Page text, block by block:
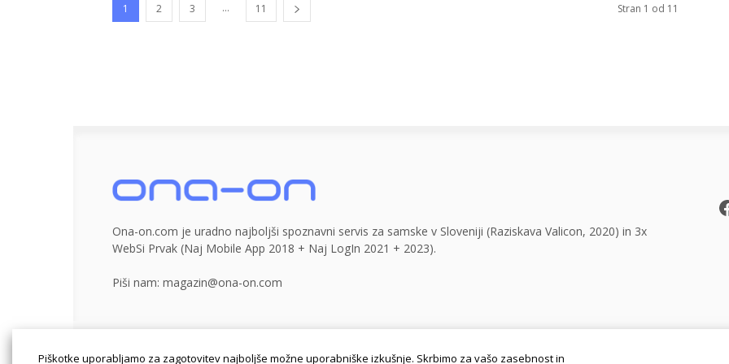
1 2 3 ... 11 Stran 1 od 11
Ona-on.com je uradno najboljši spoznavni servis za samske v Sloveniji (Raziskava Valicon, 2020) in 3x
WebSi Prvak (Naj Mobile App 2018 + Naj LogIn 2021 + 2023).
Piši nam: magazin@ona-on.com
Piškotke uporabljamo za zagotovitev najboljše možne uporabniške izkušnje. Skrbimo za vašo zasebnost in